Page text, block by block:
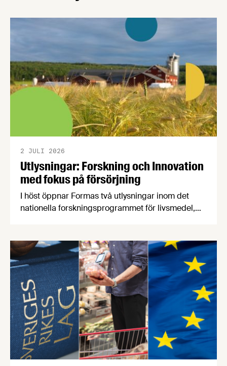
video. Det övergripande temat …
Utlysningar: Forskning och Innovation
med fokus på försörjning
2 JULI 2026
I höst öppnar Formas två utlysningar inom det
nationella forskningsprogrammet för livsmedel,
en motståndskraftig livsmedelsförsörjning", och
båda syftar till att bana väg för innovationer som
stärker Sveriges livsmedelsförsörjning.